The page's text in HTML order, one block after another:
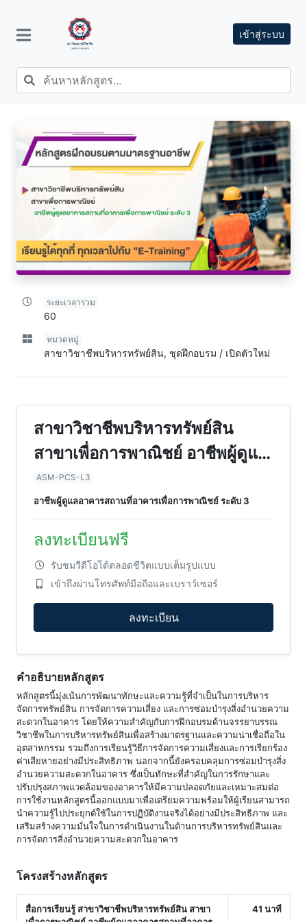
เข้าสู่ระบบ
ระยะเวลารวม
60
หมวดหมู่
สาขาวิชาชีพบริหารทรัพย์สิน, ชุดฝึกอบรม / เปิดตัวใหม่
สาขาวิชาชีพบริหารทรัพย์สิน
สาขาเพื่อการพาณิชย์ อาชีพผู้ดูแล
อาคารสถานที่อาคารเพื่อการ
พาณิชย์ ระดับ 3
ASM-PCS-L3
อาชีพผู้ดูแลอาคารสถานที่อาคารเพื่อการพาณิชย์ ระดับ 3
ลงทะเบียนฟรี
รับชมวีดีโอได้ตลอดชีวิตแบบเต็มรูปแบบ
เข้าถึงผ่านโทรศัพท์มือถือและเบราว์เซอร์
ลงทะเบียน
คำอธิบายหลักสูตร
หลักสูตรนี้มุ่งเน้นการพัฒนาทักษะและความรู้ที่จำเป็นในการบริหาร
จัดการทรัพย์สิน การจัดการความเสี่ยง และการซ่อมบำรุงสิ่งอำนวยความ
สะดวกในอาคาร โดยให้ความสำคัญกับการฝึกอบรมด้านจรรยาบรรณ
วิชาชีพในการบริหารทรัพย์สินเพื่อสร้างมาตรฐานและความน่าเชื่อถือใน
อุตสาหกรรม รวมถึงการเรียนรู้วิธีการจัดการความเสี่ยงและการเรียกร้อง
ค่าเสียหายอย่างมีประสิทธิภาพ นอกจากนี้ยังครอบคลุมการซ่อมบำรุงสิ่ง
อำนวยความสะดวกในอาคาร ซึ่งเป็นทักษะที่สำคัญในการรักษาและ
ปรับปรุงสภาพแวดล้อมของอาคารให้มีความปลอดภัยและเหมาะสมต่อ
การใช้งานหลักสูตรนี้ออกแบบมาเพื่อเตรียมความพร้อมให้ผู้เรียนสามารถ
นำความรู้ไปประยุกต์ใช้ในการปฏิบัติงานจริงได้อย่างมีประสิทธิภาพ และ
เสริมสร้างความมั่นใจในการดำเนินงานในด้านการบริหารทรัพย์สินและ
การจัดการสิ่งอำนวยความสะดวกในอาคาร
โครงสร้างหลักสูตร
สื่อการเรียนรู้ สาขาวิชาชีพบริหารทรัพย์สิน สาขา
41 นาที